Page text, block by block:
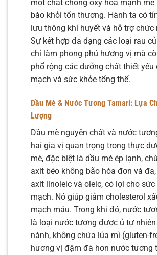
một chất chống oxy hóa mạnh mẽ
bào khỏi tổn thương. Hành ta có
lưu thông khí huyết và hỗ trợ chức
Sự kết hợp đa dạng các loại rau
chỉ làm phong phú hương vị mà
phổ rộng các dưỡng chất thiết yếu
mạch và sức khỏe tổng thể.
Dầu Mè & Nước Tương Tamari: Lựa
Lượng
Dầu mè nguyên chất và nước
hai gia vị quan trọng trong thực
mè, đặc biệt là dầu mè ép lạnh,
axit béo không bão hòa đơn và
axit linoleic và oleic, có lợi cho sức
mạch. Nó giúp giảm cholesterol
mạch máu. Trong khi đó, nước
là loại nước tương được ủ tự
nành, không chứa lúa mì (gluten-
hương vị đậm đà hơn nước tương